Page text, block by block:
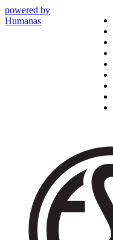
powered by
Humanas